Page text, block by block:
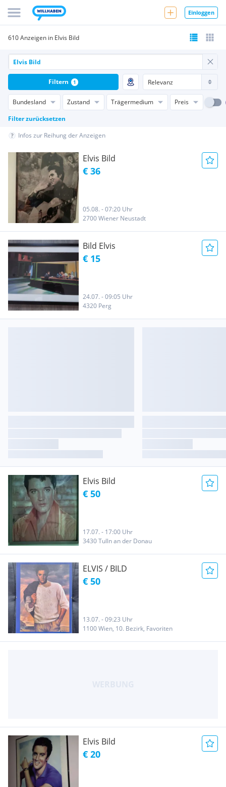
Einloggen
610 Anzeigen in Elvis Bild
Bundesland Zustand Trägermedium
Preis
Filter zurücksetzen
Filtern 1
Infos zur Reihung der Anzeigen
Elvis Bild
€ 36
05.08. - 07:20 Uhr
2700 Wiener Neustadt
Bild Elvis
€ 15
24.07. - 09:05 Uhr
4320 Perg
Elvis Bild
€ 50
17.07. - 17:00 Uhr
3430 Tulln an der Donau
ELVIS / BILD
€ 50
13.07. - 09:23 Uhr
1100 Wien, 10. Bezirk, Favoriten
Elvis Bild
€ 20